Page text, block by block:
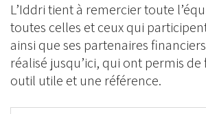
L’Iddri tient à remercier toute
toutes celles et ceux qui
ainsi que ses partenaires
réalisé jusqu’ici, qui ont permis de
outil utile et une référence.